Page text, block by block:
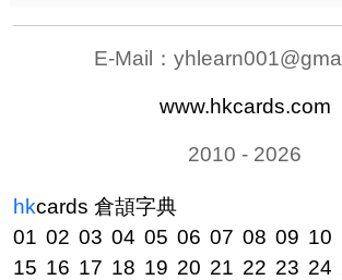
E-Mail：
www.hkcards.com
2010 - 2026
hkcards 倉頡字典
01 02 03 04 05 06 07 08 09 10
15 16 17 18 19 20 21 22 23 24